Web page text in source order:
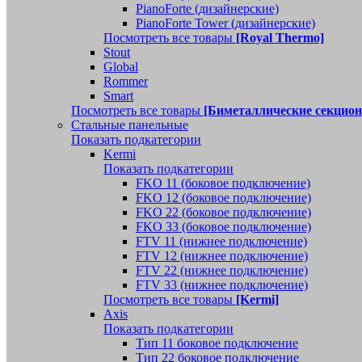
PianoForte (дизайнерские)
PianoForte Tower (дизайнерские)
Посмотреть все товары [Royal Thermo]
Stout
Global
Rommer
Smart
Посмотреть все товары [Биметаллические
Стальные панельные
Показать подкатегории
Kermi
Показать подкатегории
FKO 11 (боковое подключение)
FKO 12 (боковое подключение)
FKO 22 (боковое подключение)
FKO 33 (боковое подключение)
FTV 11 (нижнее подключение)
FTV 12 (нижнее подключение)
FTV 22 (нижнее подключение)
FTV 33 (нижнее подключение)
Посмотреть все товары [Kermi]
Axis
Показать подкатегории
Тип 11 боковое подключение
Тип 22 боковое подключение